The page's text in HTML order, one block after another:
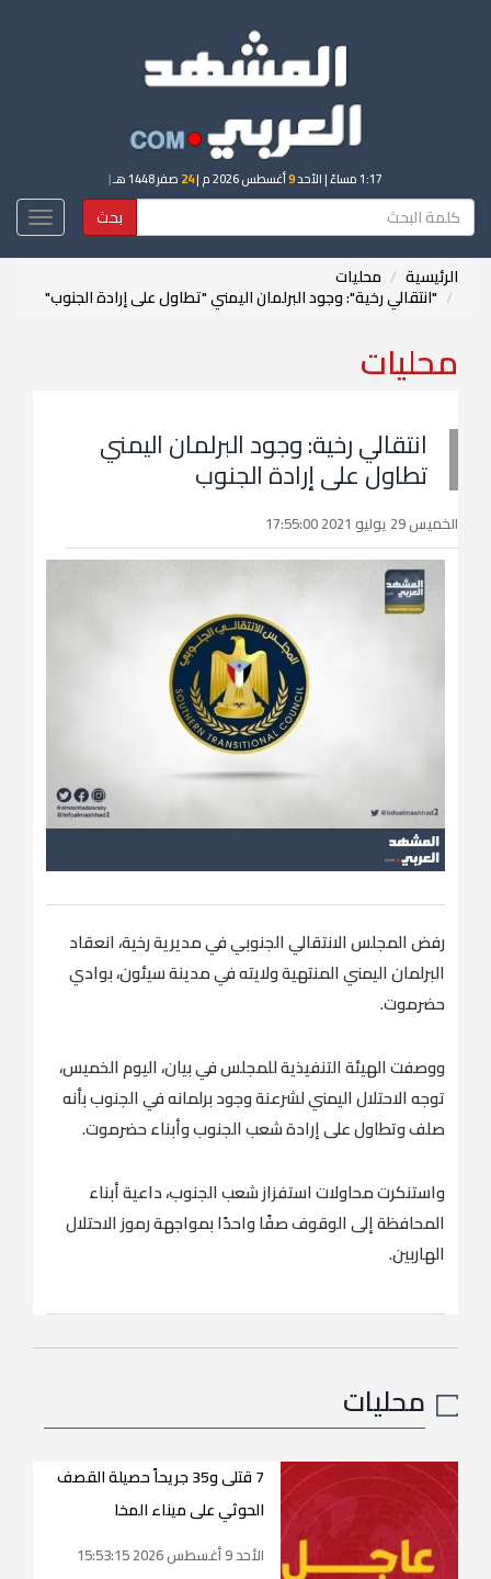
1:17 مساءً | الأحد9أغسطس 2026 م | 24 صفر 1448 هـ |
بحث
الرئيسية محليات
"انتقالي رخية": وجود البرلمان اليمني "تطاول على إرادة الجنوب"
محليات
انتقالي رخية: وجود البرلمان اليمني
تطاول على إرادة الجنوب
الخميس 29 يوليو 2021 17:55:00
رفض المجلس الانتقالي الجنوبي في مديرية رخية، انعقاد
البرلمان اليمني المنتهية ولايته في مدينة سيئون، بوادي
حضرموت.
ووصفت الهيئة التنفيذية للمجلس في بيان، اليوم الخميس،
توجه الاحتلال اليمني لشرعنة وجود برلمانه في الجنوب بأنه
صلف وتطاول على إرادة شعب الجنوب وأبناء حضرموت.
واستنكرت محاولات استفزاز شعب الجنوب، داعية أبناء
المحافظة إلى الوقوف صفًا واحدًا بمواجهة رموز الاحتلال
الهاربين.
محليات
7 قتلى و35 جريحاً حصيلة القصف
الحوثي على ميناء المخا
الأحد 9 أغسطس 2026 15:53:15